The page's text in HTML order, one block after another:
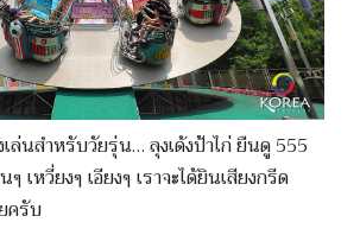
ล่นสำหรับวัยรุ่น… ลุงเด้งป้าไก่ ยืนดู 555
เหวี่ยงๆ เอียงๆ เราจะได้ยินเสียงกรีด
ครับ